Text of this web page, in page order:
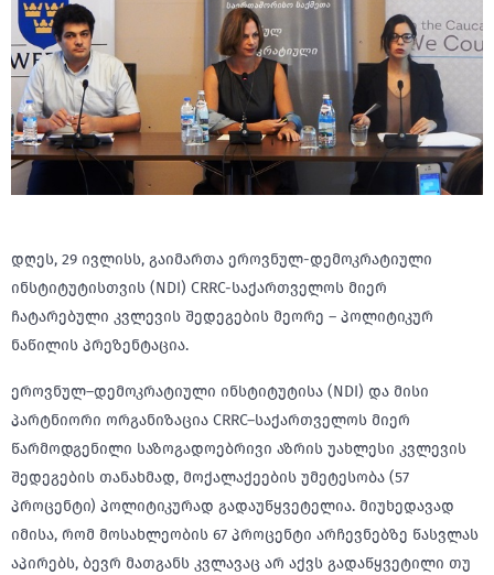
დღეს, 29 ივლისს, გაიმართა ეროვნულ-დემოკრატიული
ინსტიტუტისთვის (NDI) CRRC-საქართველოს მიერ
ჩატარებული კვლევის შედეგების მეორე – პოლიტიკურ
ნაწილის პრეზენტაცია.
ეროვნულ–დემოკრატიული ინსტიტუტისა (NDI) და მისი
პარტნიორი ორგანიზაცია CRRC–საქართველოს მიერ
წარმოდგენილი საზოგადოებრივი აზრის უახლესი კვლევის
შედეგების თანახმად, მოქალაქეების უმეტესობა (57
პროცენტი) პოლიტიკურად გადაუწყვეტელია. მიუხედავად
იმისა, რომ მოსახლეობის 67 პროცენტი არჩევნებზე წასვლას
აპირებს, ბევრ მათგანს კვლავაც არ აქვს გადაწყვეტილი თუ